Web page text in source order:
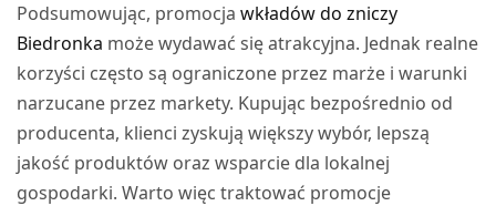
Podsumowując, promocjawkładów do zniczy
Biedronka może wydawać się atrakcyjna. Jednak realne
korzyści często są ograniczone przez marże i warunki
narzucane przez markety. Kupując bezpośrednio od
producenta, klienci zyskują większy wybór, lepszą
jakość produktów oraz wsparcie dla lokalnej
gospodarki. Warto więc traktować promocje